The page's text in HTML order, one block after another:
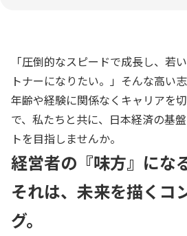
「圧倒的なスピードで成長し、若
トナーになりたい。」 そんな高い
年齢や経験に関係なくキャリアを
で、 私たちと共に、日本経済の基
トを目指しませんか。
経営者の『味方』にな
それは、未来を描くコ
グ。